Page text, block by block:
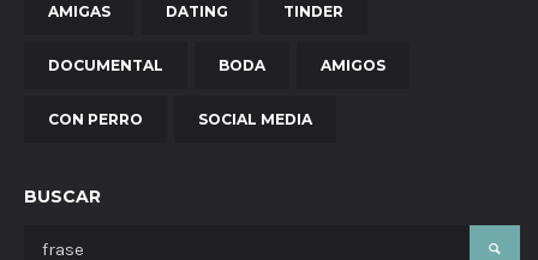
AMIGAS DATING TINDER
DOCUMENTAL BODA AMIGOS
CON PERRO SOCIAL MEDIA
BUSCAR